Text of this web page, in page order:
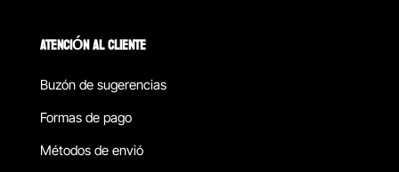
ATENCIÓN AL CLIENTE
Buzón de sugerencias
Formas de pago
Métodos de envió